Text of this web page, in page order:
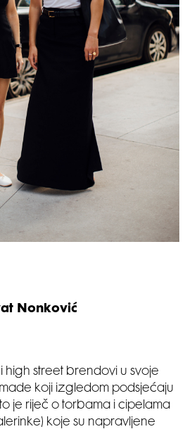
Nonković
high street brendovi u svoje
koji izgledom podsjećaju
je riječ o torbama i cipelama
koje su napravljene